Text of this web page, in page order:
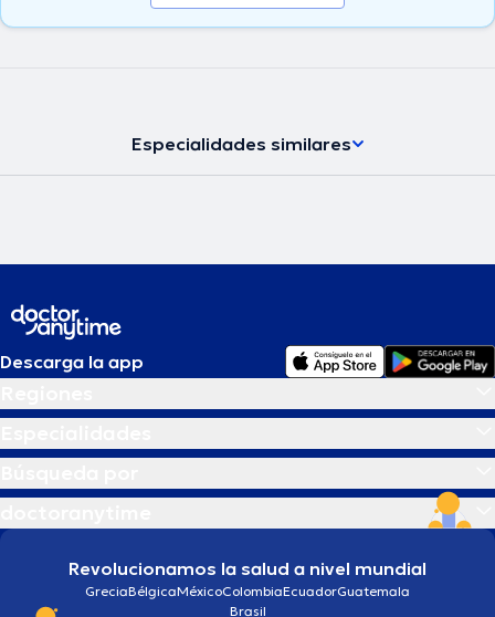
Especialidades similares
Descarga la app
Revolucionamos la salud a nivel mundial
GreciaBélgicaMéxicoColombiaEcuadorGuatemala
Brasil